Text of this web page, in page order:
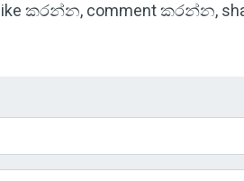
like කරන්න, comment කරන්න,